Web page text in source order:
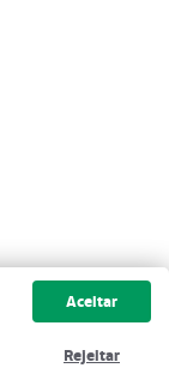
Aceitar
Rejeitar